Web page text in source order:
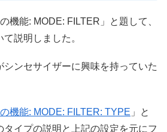
機能: MODE: FILTER」と題して、
説明しました。
シンセサイザーに興味を持っていた
機能: MODE: FILTER: TYPE 」と
タイプの説明と上記の設定を元にフ